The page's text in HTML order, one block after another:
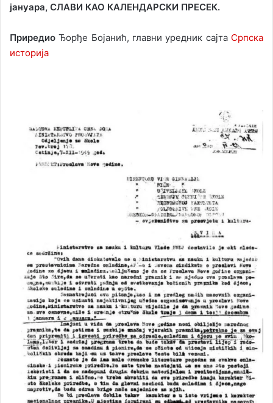
јануара, СЛАВИ КАО КАЛЕНДАРСКИ ПРЕСЕК.
Приредио Ђорђе Бојанић, главни уредник сајта Српска
историја